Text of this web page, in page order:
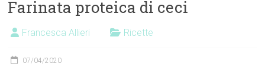
Farinata proteica di ceci
Francesca Allieri Ricette
07/04/2020